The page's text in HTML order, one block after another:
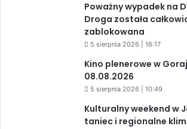
Poważny wypadek na
Droga została
zablokowana
5 sierpnia 2026 | 16:17
Kino plenerowe w
08.08.2026
5 sierpnia 2026 | 10:49
Kulturalny weekend w
taniec i regionalne